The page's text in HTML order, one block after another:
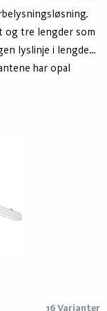
og tre lengder som
lyslinje i lengden
har opal
klimaavtrykk.
16 Varianter